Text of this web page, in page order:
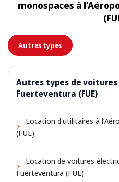
de petits frais de livraison
toujours indiqués à l’avance.
monospaces à
Autres types
Autres types de voitures
Fuerteventura (FUE)
Location d'utilitaires à
(FUE)
Location de voitures
Fuerteventura (FUE)